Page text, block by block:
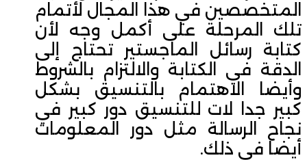
المتخصصين في هذا المجال لأتمام
تلك المرحلة على أكمل وجه لأن
كتابة رسائل الماجستير تحتاج إلى
الدقة في الكتابة والالتزام بالشروط
وأيضا الاهتمام بالتنسيق بشكل
كبير جدا لات للتنسيق دور كبير في
نجاح الرسالة مثل دور المعلومات
أيضا في ذلك.